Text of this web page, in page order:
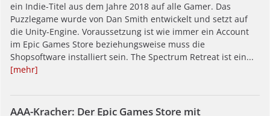
ein Indie-Titel aus dem Jahre 2018 auf alle Gamer. Das
Puzzlegame wurde von Dan Smith entwickelt und setzt auf
die Unity-Engine. Voraussetzung ist wie immer ein Account
im Epic Games Store beziehungsweise muss die
Shopsoftware installiert sein. The Spectrum Retreat ist ein...
[mehr]
AAA-Kracher: Der Epic Games Store mit